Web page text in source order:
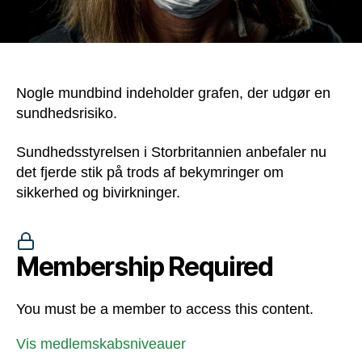
Nogle mundbind indeholder grafen, der udgør en
sundhedsrisiko.
Sundhedsstyrelsen i Storbritannien anbefaler nu
det fjerde stik på trods af bekymringer om
sikkerhed og bivirkninger.
Membership Required
You must be a member to access this content.
Vis medlemskabsniveauer